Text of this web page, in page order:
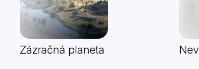
Zázračná planeta